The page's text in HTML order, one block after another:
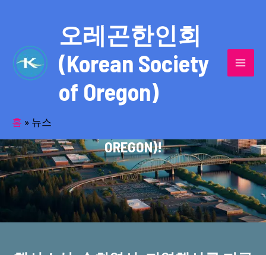
오레곤한인회
(Korean Society
of Oregon)
홈 » 뉴스
반세기의 세월을 품고 동포사회를 섬겨온
오레곤한인회(KOREAN SOCIETY OF
OREGON)!